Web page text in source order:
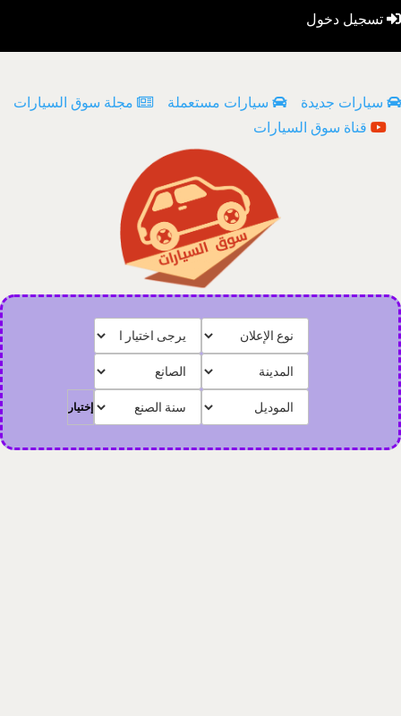
تسجيل دخول
سيارات جديدة سيارات مستعملة
مجلة سوق السيارات
قناة سوق السيارات